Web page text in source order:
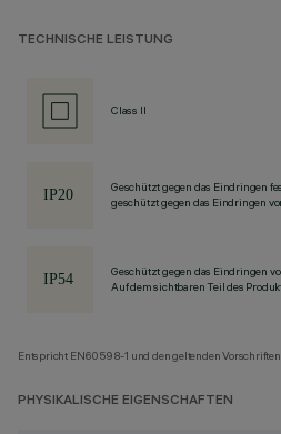
TECHNISCHE LEISTUNG
Class II
Geschützt gegen das Eindringen
geschützt gegen das Eindringen
Geschützt gegen das Eindringen
Auf dem sichtbaren Teil des
Entspricht EN60598-1 und den geltenden
PHYSIKALISCHE EIGENSCHAFTEN